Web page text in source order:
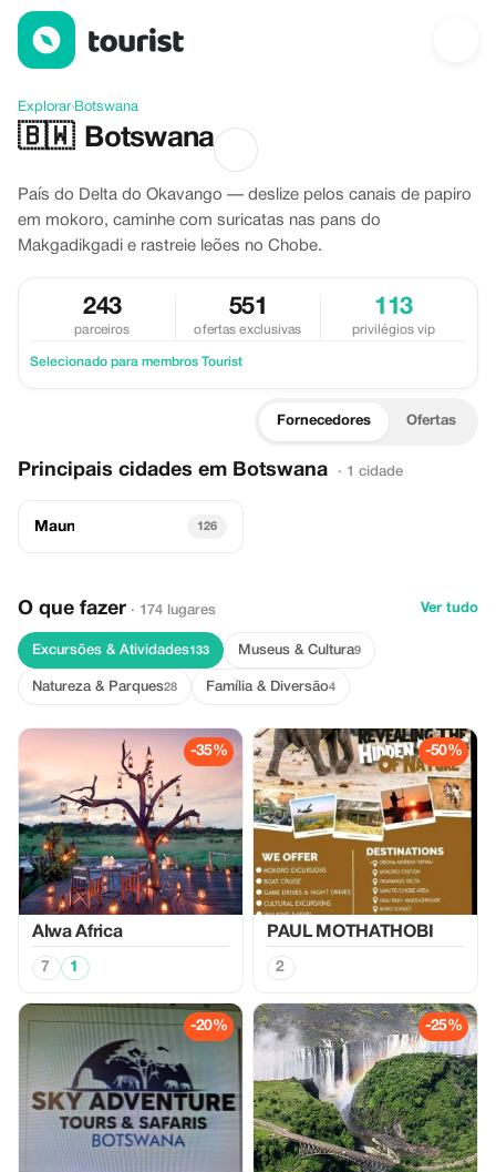
Descubra Botswana
Explorar›Botswana
🇧🇼 Botswana
País do Delta do Okavango — deslize pelos canais de papiro
em mokoro, caminhe com suricatas nas pans do
Makgadikgadi e rastreie leões no Chobe.
243
parceiros
551
ofertas exclusivas
113
privilégios vip
Selecionado para membros Tourist
Fornecedores Ofertas
Principais cidades em Botswana · 1 cidade
Maun 126
O que fazer · 174 lugares Ver tudo
Excursões & Atividades133 Museus & Cultura9
Natureza & Parques28 Família & Diversão4
-35%
Alwa Africa
7 1
-50%
PAUL MOTHATHOBI
2
-20% -25%